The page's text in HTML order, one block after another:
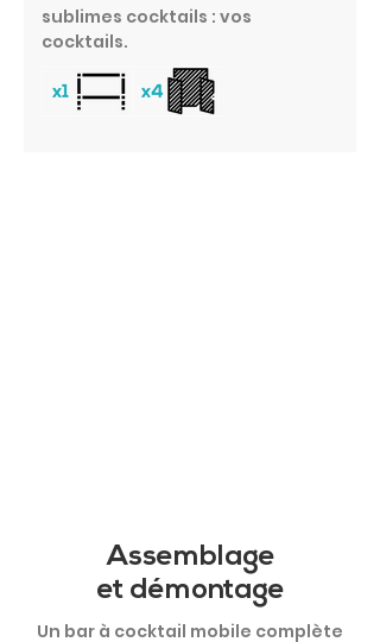
sublimes cocktails : vos
cocktails.
Assemblage
et démontage
Un bar à cocktail mobile complète